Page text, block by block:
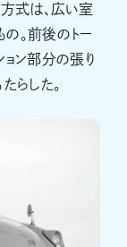
方式は、広い室
。前後のトー
ョン部分の張り
らした。